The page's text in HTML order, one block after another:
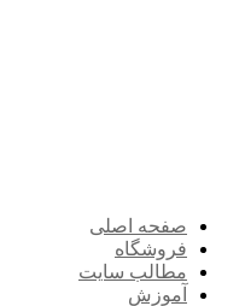
صفحه اصلی
فروشگاه
مطالب سایت
آموزش